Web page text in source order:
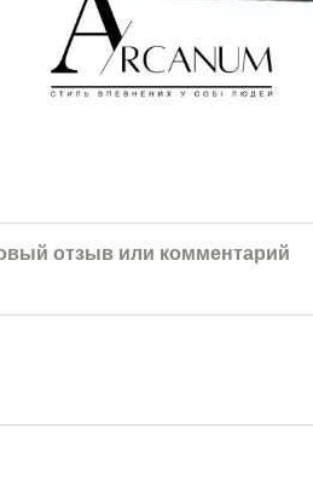
отзыв или комментарий